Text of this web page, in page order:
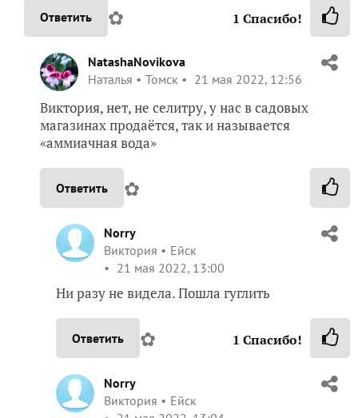
Ответить ✿ 1 Спасибо!
NatashaNovikova
Наталья
Томск 21 мая 2022, 12:56
Виктория, нет, не селитру, у нас в садовых
магазинах продаётся, так и называется
«аммиачная вода»
Ответить ✿
Norry
Виктория
Ейск
21 мая 2022, 13:00
Ни разу не видела. Пошла гуглить
Ответить ✿ 1 Спасибо!
Norry
Виктория
Ейск